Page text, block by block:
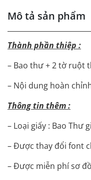
Mô tả sản phẩm
Thành phần thiệp :
– Bao thư + 2 tờ ruột
– Nội dung hoàn
Thông tin thêm :
– Loại giấy : Bao Thư
– Được thay đổi font
– Được miễn phí sơ